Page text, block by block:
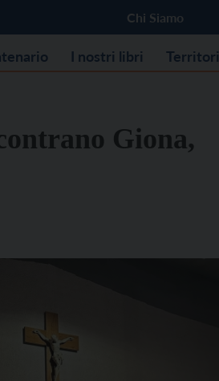
Chi Siamo
I nostri libri Territori
Giona,